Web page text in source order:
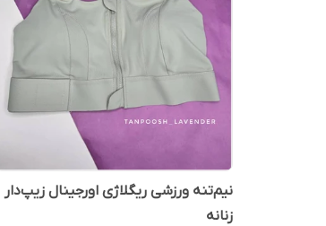
نیم‌تنه ورزشی ریگلاژی اورجینال زیپ‌دار
زنانه